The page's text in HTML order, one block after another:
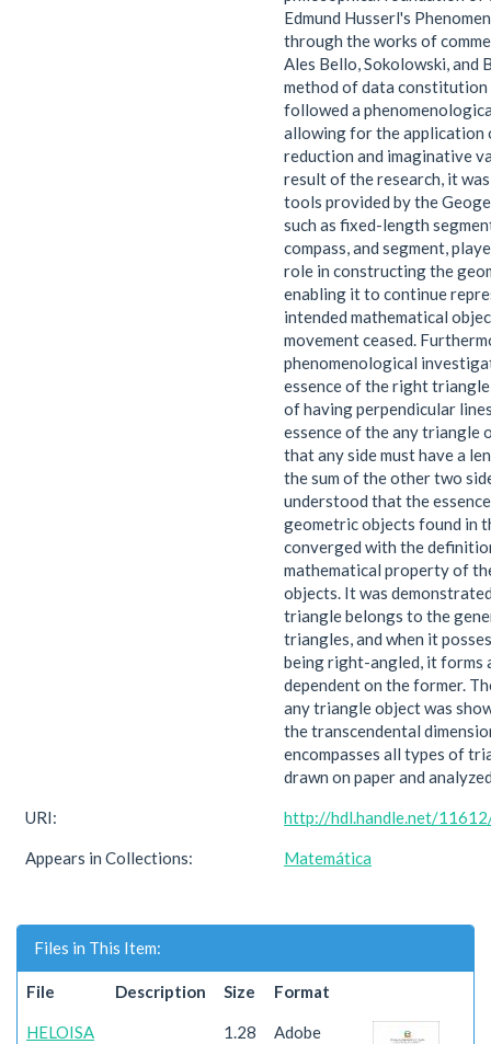
Edmund Husserl's
through the works of
Ales Bello, Sokolowski, and
method of data constitution
followed a
allowing for the application
reduction and imaginative
result of the research, it
tools provided by the
such as fixed-length
compass, and segment,
role in constructing the
enabling it to continue
intended mathematical
movement ceased.
phenomenological
essence of the right
of having perpendicular
essence of the any triangle
that any side must have a
the sum of the other two
understood that the
geometric objects found in
converged with the
mathematical property of
objects. It was
triangle belongs to the
triangles, and when it
being right-angled, it forms
dependent on the former.
any triangle object was
the transcendental
encompasses all types of
drawn on paper and
URI: http://hdl.handle.net/
Appears in Collections: Matemática
Files in This Item:
File Description Size Format
HELOISA
1.28
Adobe